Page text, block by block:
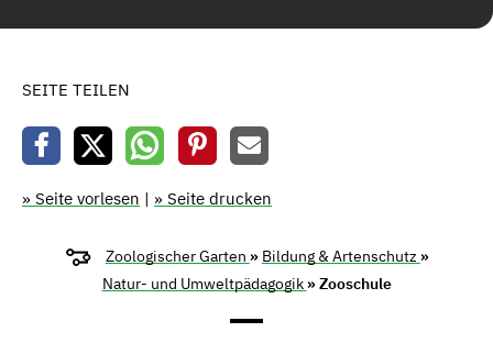
SEITE TEILEN
» Seite vorlesen | » Seite drucken
Zoologischer Garten » Bildung & Artenschutz »
Natur- und Umweltpädagogik » Zooschule